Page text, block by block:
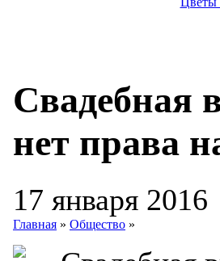
Свадебная
нет права
17 января 2016
Главная » Общество »